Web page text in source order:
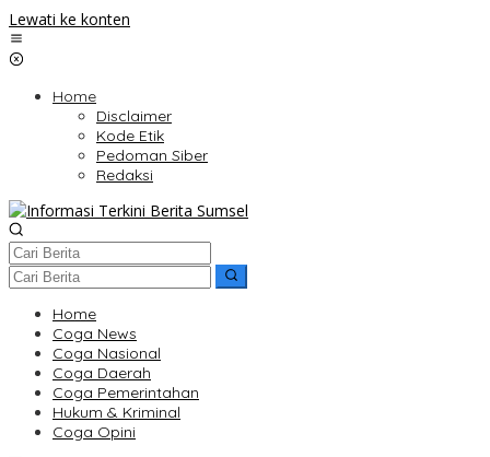
Lewati ke konten
Home
Disclaimer
Kode Etik
Pedoman Siber
Redaksi
Home
Coga News
Coga Nasional
Coga Daerah
Coga Pemerintahan
Hukum & Kriminal
Coga Opini